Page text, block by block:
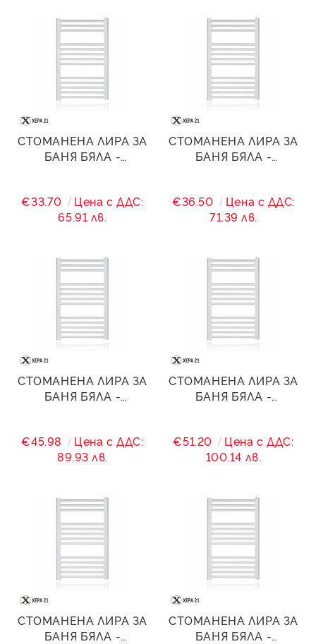
СТОМАНЕНА ЛИРА ЗА
БАНЯ БЯЛА -
€33.70
Цена с ДДС:
65.91 лв.
СТОМАНЕНА ЛИРА ЗА
БАНЯ БЯЛА -
€36.50
Цена с ДДС:
71.39 лв.
СТОМАНЕНА ЛИРА ЗА
БАНЯ БЯЛА -
€45.98
Цена с ДДС:
89.93 лв.
СТОМАНЕНА ЛИРА ЗА
БАНЯ БЯЛА -
€51.20
Цена с ДДС:
100.14 лв.
СТОМАНЕНА ЛИРА ЗА
БАНЯ БЯЛА -
СТОМАНЕНА ЛИРА ЗА
БАНЯ БЯЛА -